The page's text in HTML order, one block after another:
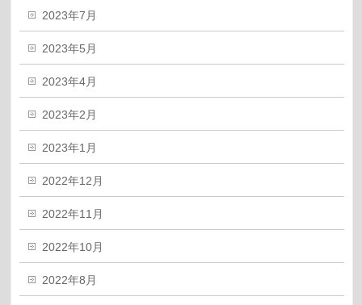
2023年7月
2023年5月
2023年4月
2023年2月
2023年1月
2022年12月
2022年11月
2022年10月
2022年8月